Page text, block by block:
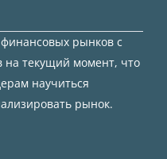
финансовых рынков с
на текущий момент, что
научиться
рынок.